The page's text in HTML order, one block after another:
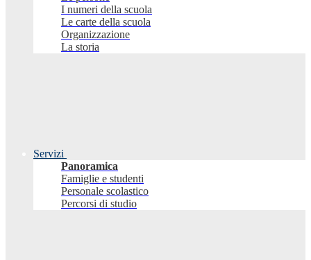
I numeri della scuola
Le carte della scuola
Organizzazione
La storia
Servizi
Panoramica
Famiglie e studenti
Personale scolastico
Percorsi di studio